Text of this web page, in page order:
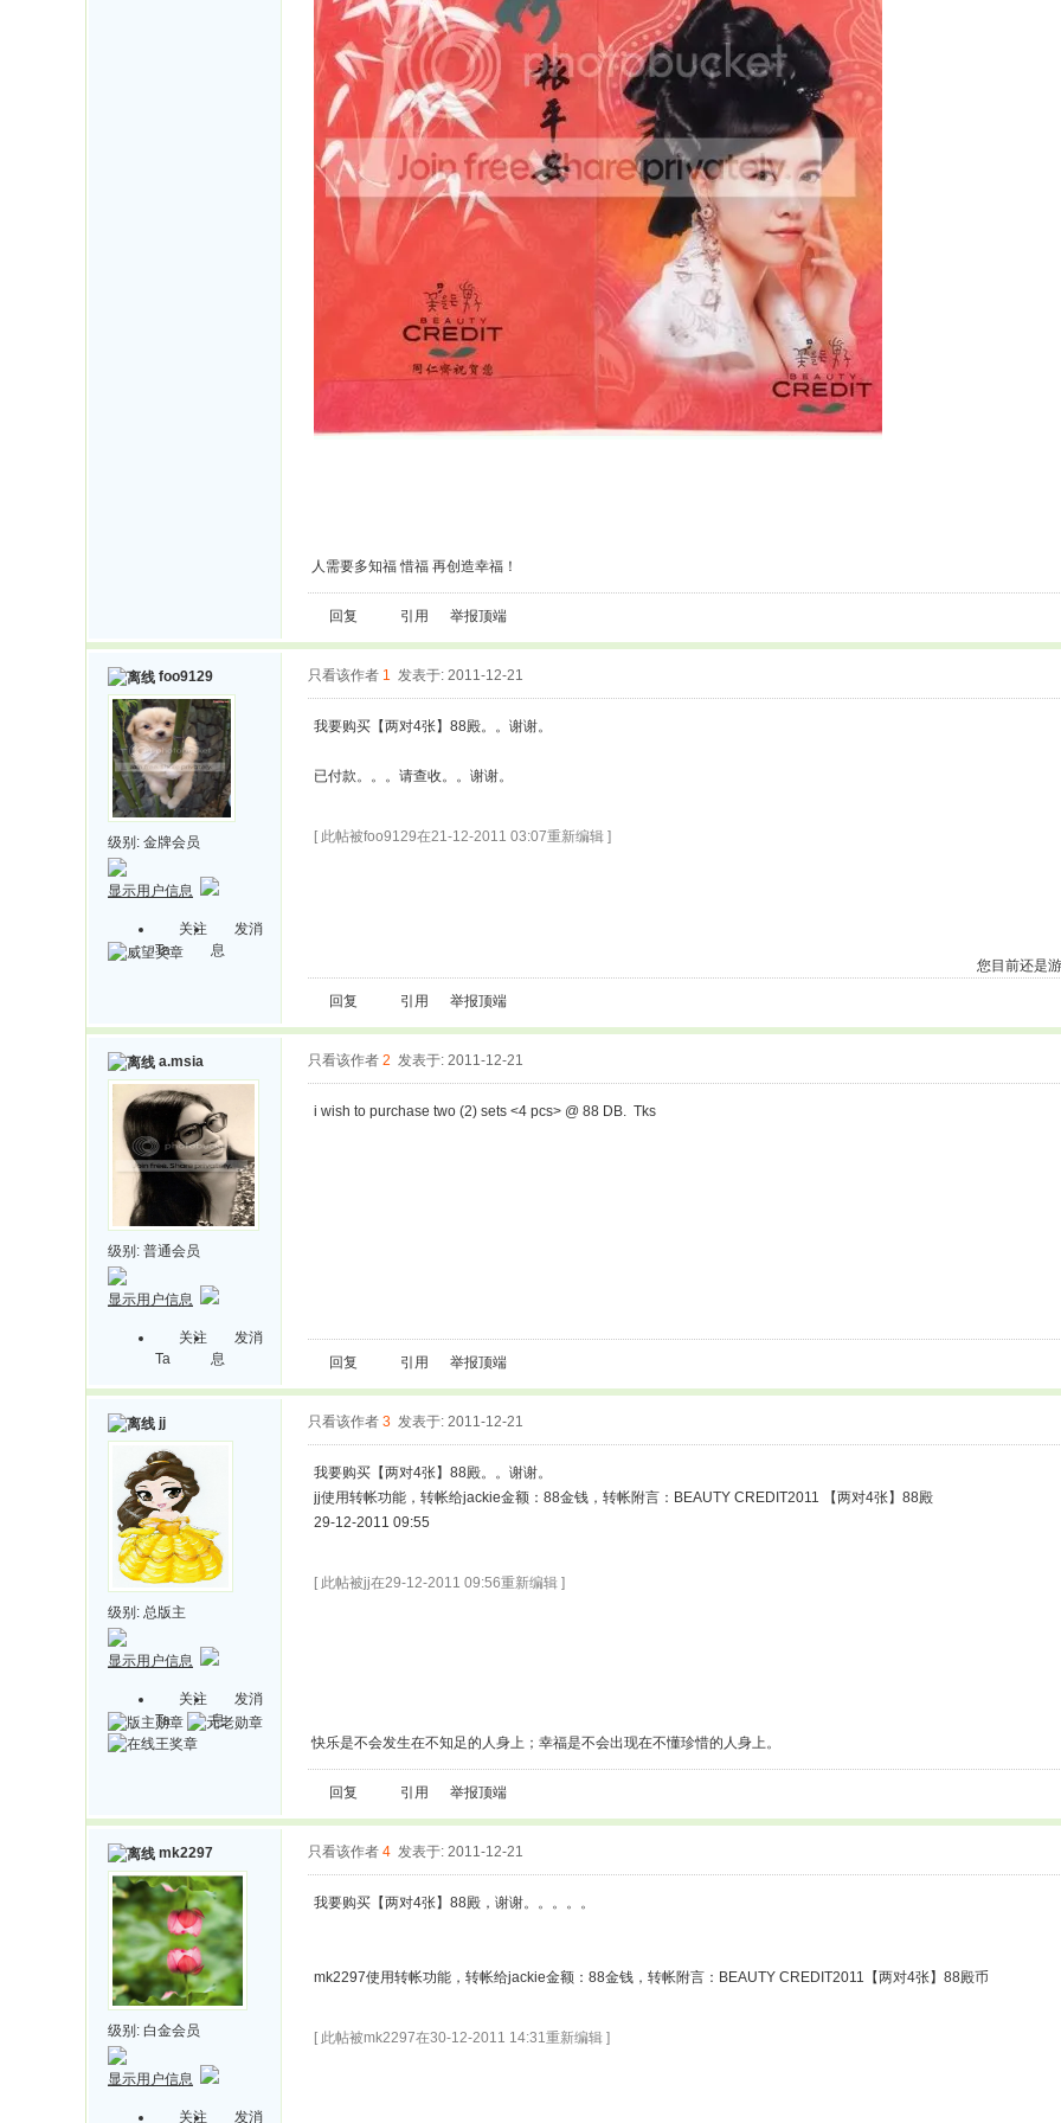
人需要多知福 惜福 再创造幸福！
回复 引用 举报顶端
foo9129
级别: 金牌会员
显示用户信息
关注
Ta
发消
息
只看该作者 1 发表于: 2011-12-21
我要购买【两对4张】88殿。。谢谢。
已付款。。。请查收。。谢谢。
[ 此帖被foo9129在21-12-2011 03:07重新编辑 ]
回复 引用 举报顶端
a.msia
级别: 普通会员
显示用户信息
关注
Ta
发消
息
只看该作者 2 发表于: 2011-12-21
i wish to purchase two (2) sets <4 pcs> @ 88 DB. Tks
回复 引用 举报顶端
jj
级别: 总版主
显示用户信息
关注
Ta
发消
息
只看该作者 3 发表于: 2011-12-21
我要购买【两对4张】88殿。。谢谢。
jj使用转帐功能，转帐给jackie金额：88金钱，转帐附言：BEAUTY CREDIT2011 【两对4张】88殿
29-12-2011 09:55
[ 此帖被jj在29-12-2011 09:56重新编辑 ]
快乐是不会发生在不知足的人身上；幸福是不会出现在不懂珍惜的人身上。
回复 引用 举报顶端
mk2297
级别: 白金会员
显示用户信息
关注 发消
只看该作者 4 发表于: 2011-12-21
我要购买【两对4张】88殿，谢谢。。。。。
mk2297使用转帐功能，转帐给jackie金额：88金钱，转帐附言：BEAUTY CREDIT2011【两对4张】88殿币
[ 此帖被mk2297在30-12-2011 14:31重新编辑 ]
您目前还是